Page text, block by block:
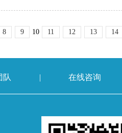
8 9 10 11 12 13 14
队 | 在线咨询